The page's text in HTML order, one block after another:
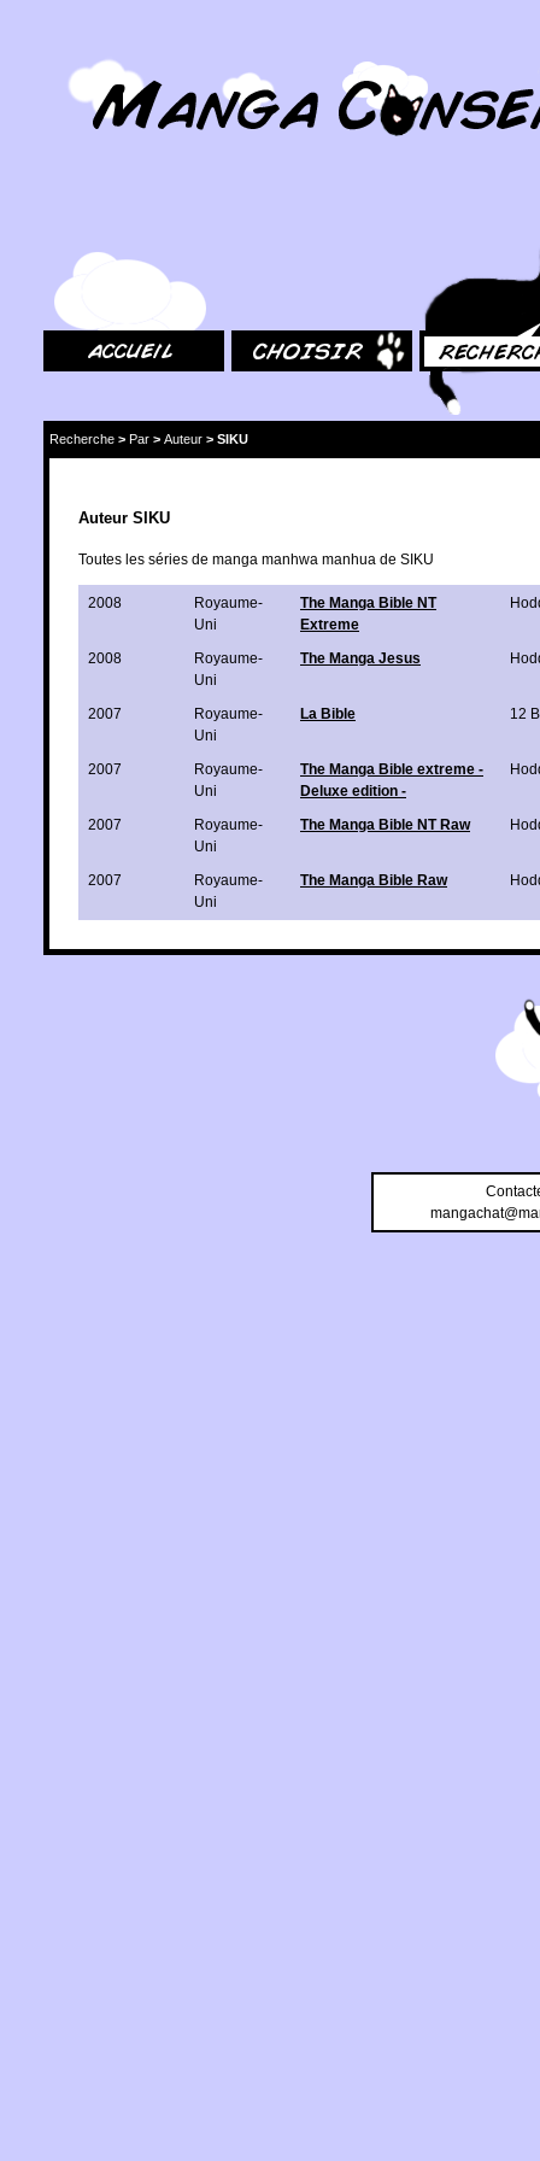
Recherche > Par > Auteur > SIKU
Auteur SIKU
Toutes les séries de manga manhwa manhua de SIKU
2008
Royaume-
Uni
The Manga Bible NT
Extreme
2008
Royaume-
Uni
The Manga Jesus
2007
Royaume-
Uni
La Bible 12
2007
Royaume-
Uni
The Manga Bible extreme -
Deluxe edition -
2007
Royaume-
Uni
The Manga Bible NT Raw
2007
Royaume-
Uni
The Manga Bible Raw